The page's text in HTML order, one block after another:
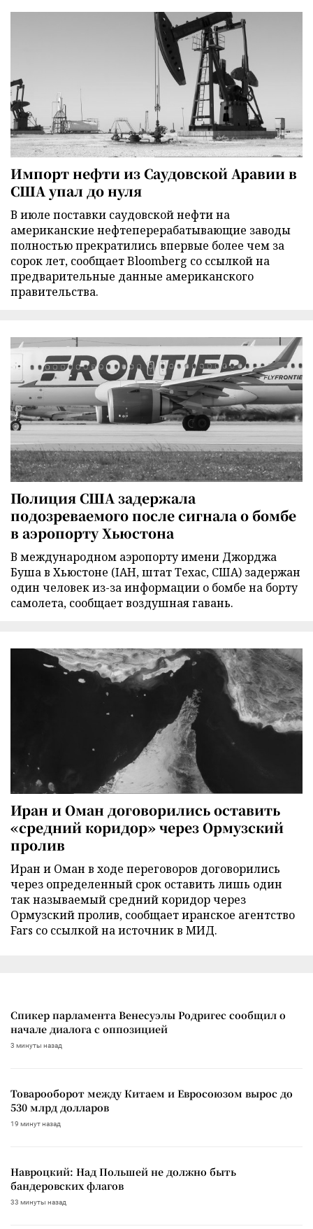
Импорт нефти из Саудовской Аравии в
США упал до нуля
В июле поставки саудовской нефти на
американские нефтеперерабатывающие заводы
полностью прекратились впервые более чем за
сорок лет, сообщает Bloomberg со ссылкой на
предварительные данные американского
правительства.
Полиция США задержала
подозреваемого после сигнала о бомбе
в аэропорту Хьюстона
В международном аэропорту имени Джорджа
Буша в Хьюстоне (IAH, штат Техас, США) задержан
один человек из-за информации о бомбе на борту
самолета, сообщает воздушная гавань.
Иран и Оман договорились оставить
«средний коридор» через Ормузский
пролив
Иран и Оман в ходе переговоров договорились
через определенный срок оставить лишь один
так называемый средний коридор через
Ормузский пролив, сообщает иранское агентство
Fars со ссылкой на источник в МИД.
Спикер парламента Венесуэлы Родригес сообщил о
начале диалога с оппозицией
3 минуты назад
Товарооборот между Китаем и Евросоюзом вырос до
530 млрд долларов
19 минут назад
Навроцкий: Над Польшей не должно быть
бандеровских флагов
33 минуты назад